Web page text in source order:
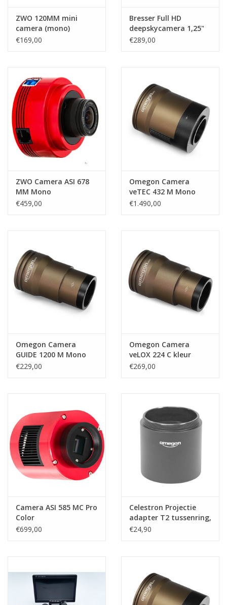
ZWO 120MM mini
camera (mono)
1280*960, 3.75µm
€169,00
Bresser Full HD
deepskycamera 1,25"
€289,00
ZWO Camera ASI 678
MM Mono
€459,00
Omegon Camera
veTEC 432 M Mono
€1.490,00
Omegon Camera
GUIDE 1200 M Mono
€229,00
Omegon Camera
veLOX 224 C kleur
€269,00
Camera ASI 585 MC Pro
Color
€699,00
Celestron Projectie
adapter T2 tussenring,
40mm, T2i/T2a
€24,90